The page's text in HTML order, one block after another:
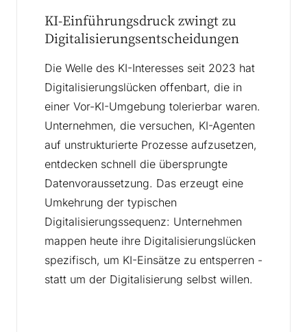
KI-Einführungsdruck zwingt zu
Digitalisierungsentscheidungen
Die Welle des KI-Interesses seit 2023 hat
Digitalisierungslücken offenbart, die in
einer Vor-KI-Umgebung tolerierbar waren.
Unternehmen, die versuchen, KI-Agenten
auf unstrukturierte Prozesse aufzusetzen,
entdecken schnell die übersprungte
Datenvoraussetzung. Das erzeugt eine
Umkehrung der typischen
Digitalisierungssequenz: Unternehmen
mappen heute ihre Digitalisierungslücken
spezifisch, um KI-Einsätze zu entsperren -
statt um der Digitalisierung selbst willen.